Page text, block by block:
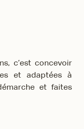
c’est concevoir
et adaptées à
et faites